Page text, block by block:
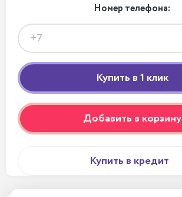
Номер телефона:
Добавить в корзину
Купить в кредит